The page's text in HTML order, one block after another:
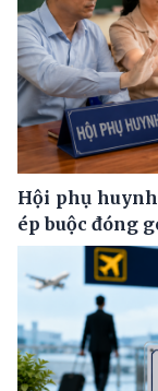
Hội phụ
ép buộc đóng